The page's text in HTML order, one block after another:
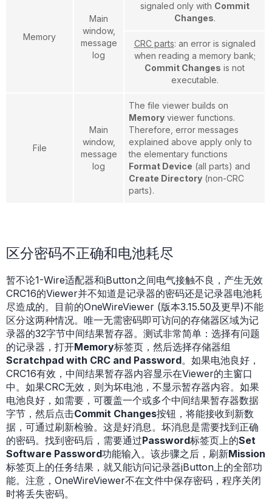
Memory
Main
window,
message
log
signaled only with Commit
Changes.
CRC parts: an error is signaled
when reading a memory bank;
Commit Changes is not
executable.
File
Main
window,
message
log
The file viewer builds on
Memory viewer functions.
Therefore, error messages
explained above apply only to
the elementary functions
Format Device (all parts) and
Create Directory (non-CRC
parts).
区分密码不正确和电池耗尽
暂不论1-Wire适配器和iButton之间电气接触不良，产生无效
CRC16的Viewer并不知道是记录器的密码还是记录器电池耗
尽造成的。目前的OneWireViewer (版本3.15.50及更早)不能
区分这两种情况。唯一无需密码即可访问的存储器区域为记
录器的32字节中间结果暂存器。测试非常简单：选择有问题
的记录器，打开Memory标签页，然后选择存储器组
Scratchpad with CRC and Password。如果电池良好，
CRC16有效，中间结果暂存器内容显示在Viewer的主窗口
中。如果CRC无效，则为坏电池，不显示暂存器内容。如果
电池良好，如需要，可覆盖一个或多个中间结果暂存器数据
字节，然后点击Commit Changes按钮，将能接收到新数
据，可通过刷新检验。这是好消息。坏消息是需要找到正确
的密码。找到密码后，需要通过Password标签页上的Set
Software Password功能输入。该步骤之后，刷新Mission
标签页上的任务结果，就又能访问记录器iButton上的全部功
能。注意，OneWireViewer不在文件中保存密码，程序关闭
时将丢失密码。